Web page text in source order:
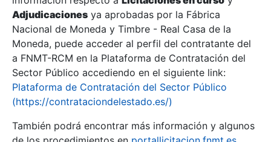
Adjudicaciones ya aprobadas por la Fábrica
Nacional de Moneda y Timbre - Real Casa de la
Moneda, puede acceder al perfil del contratante del
a FNMT-RCM en la Plataforma de Contratación del
Sector Público accediendo en el siguiente link:
Plataforma de Contratación del Sector Público
(https://contrataciondelestado.es/)
También podrá encontrar más información y algunos